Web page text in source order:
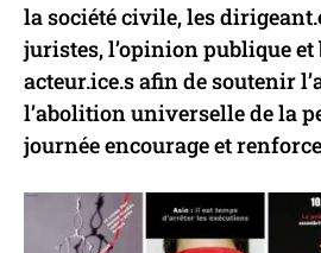
la société civile, les
juristes, l’opinion publique et
acteur.ice.s afin de soutenir
l’abolition universelle de la
journée encourage et